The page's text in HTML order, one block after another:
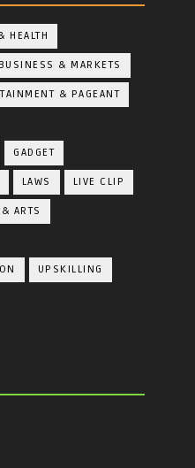
HEALTH
BUSINESS & MARKETS
& PAGEANT
GADGET
LAWS LIVE CLIP
ARTS
UPSKILLING